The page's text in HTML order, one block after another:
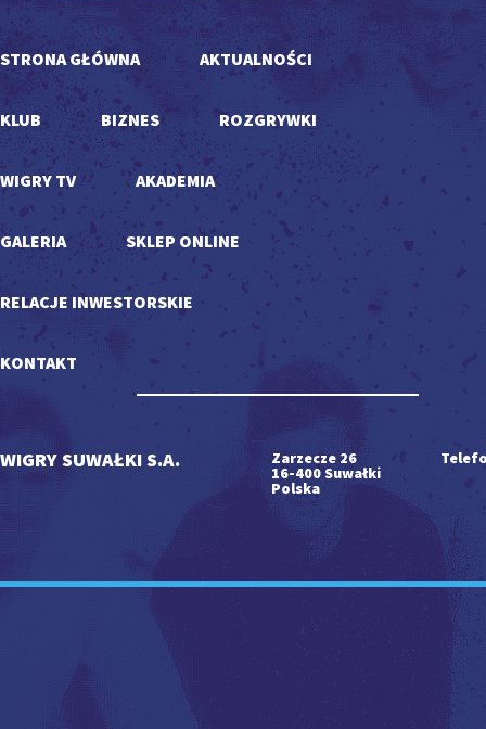
STRONA GŁÓWNA AKTUALNOŚCI
KLUB BIZNES ROZGRYWKI
WIGRY TV AKADEMIA
GALERIA SKLEP ONLINE
RELACJE INWESTORSKIE
KONTAKT
WIGRY SUWAŁKI S.A. Zarzecze 26
16-400 Suwałki
Polska